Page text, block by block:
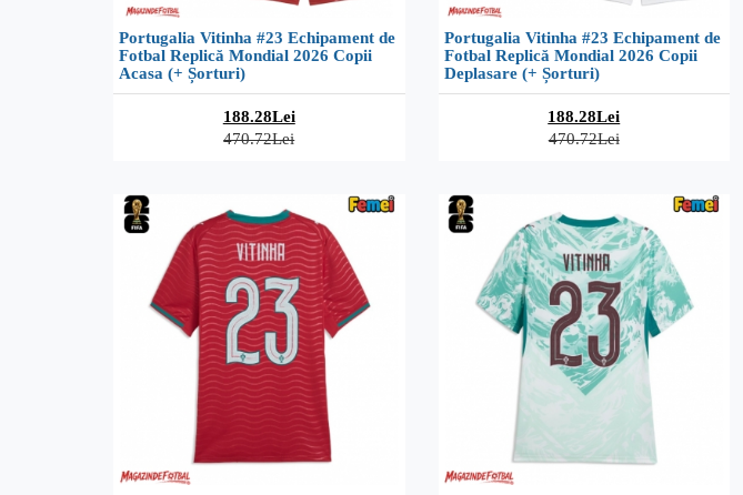
Portugalia Vitinha #23 Echipament de
Fotbal Replică Mondial 2026 Copii
Acasa (+ Șorturi)
188.28Lei
470.72Lei
Portugalia Vitinha #23 Echipament de
Fotbal Replică Mondial 2026 Copii
Deplasare (+ Șorturi)
188.28Lei
470.72Lei